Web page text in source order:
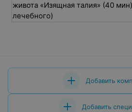
живота «Изящная талия» (40
лечебного)
Добавить
Добавить